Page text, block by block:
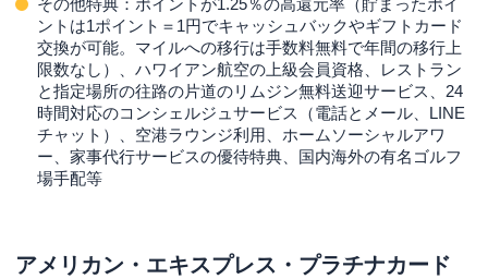
その他特典：ポイントが1.25％の高還元率（貯まったポイ
ントは1ポイント＝1円でキャッシュバックやギフトカード
交換が可能。マイルへの移行は手数料無料で年間の移行上
限数なし）、ハワイアン航空の上級会員資格、レストラン
と指定場所の往路の片道のリムジン無料送迎サービス、24
時間対応のコンシェルジュサービス（電話とメール、LINE
チャット）、空港ラウンジ利用、ホームソーシャルアワ
ー、家事代行サービスの優待特典、国内海外の有名ゴルフ
場手配等
アメリカン・エキスプレス・プラチナカード